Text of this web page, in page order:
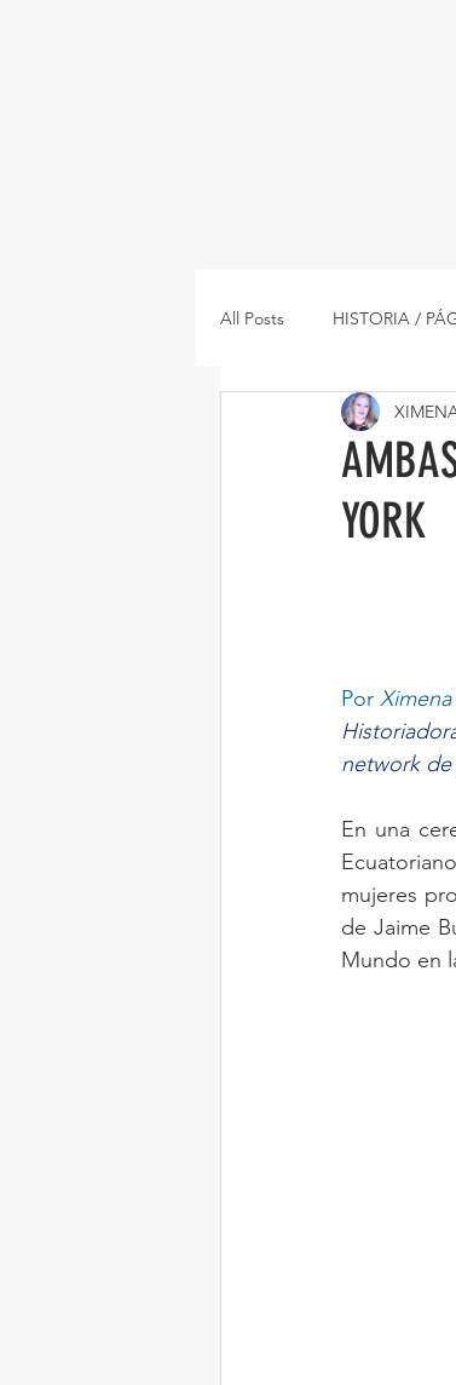
All Posts HISTORIA /
ENTREVISTAS /
RESTAURANTES
YORK
Por
network de
En una
mujeres
de Jaime
Mundo en